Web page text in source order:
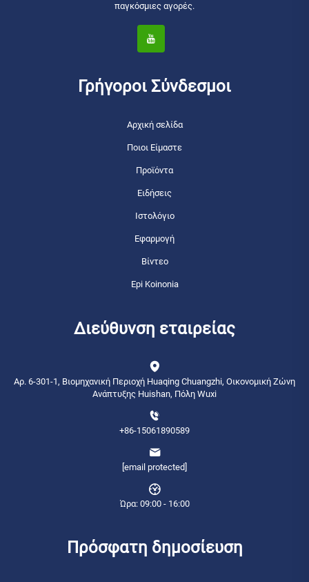
παγκόσμιες αγορές.
Γρήγοροι Σύνδεσμοι
Αρχική σελίδα
Ποιοι Είμαστε
Προϊόντα
Ειδήσεις
Ιστολόγιο
Εφαρμογή
Βίντεο
Epi Koinonia
Διεύθυνση εταιρείας
Αρ. 6-301-1, Βιομηχανική Περιοχή Huaqing Chuangzhi, Οικονομική Ζώνη
Ανάπτυξης Huishan, Πόλη Wuxi
+86-15061890589
[email protected]
Ώρα: 09:00 - 16:00
Πρόσφατη δημοσίευση